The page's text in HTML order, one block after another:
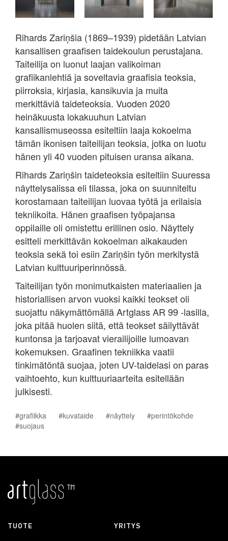
Rihards Zariņšia (1869–1939) pidetään Latvian
kansallisen graafisen taidekoulun perustajana.
Taiteilija on luonut laajan valikoiman
grafiikanlehtiä ja soveltavia graafisia teoksia,
piirroksia, kirjasia, kansikuvia ja muita
merkittäviä taideteoksia. Vuoden 2020
heinäkuusta lokakuuhun Latvian
kansallismuseossa esiteltiin laaja kokoelma
tämän ikonisen taiteilijan teoksia, jotka on luotu
hänen yli 40 vuoden pituisen uransa aikana.
Rihards Zariņšin taideteoksia esiteltiin Suuressa
näyttelysalissa eli tilassa, joka on suunniteltu
korostamaan taiteilijan luovaa työtä ja erilaisia
tekniikoita. Hänen graafisen työpajansa
oppilaille oli omistettu erillinen osio. Näyttely
esitteli merkittävän kokoelman aikakauden
teoksia sekä toi esiin Zariņšin työn merkitystä
Latvian kulttuuriperinnössä.
Taiteilijan työn monimutkaisten materiaalien ja
historiallisen arvon vuoksi kaikki teokset oli
suojattu näkymättömällä Artglass AR 99 -lasilla,
joka pitää huolen siitä, että teokset säilyttävät
kuntonsa ja tarjoavat vierailijoille lumoavan
kokemuksen. Graafinen tekniikka vaatii
tinkimätöntä suojaa, joten UV-taidelasi on paras
vaihtoehto, kun kulttuuriaarteita esitellään
julkisesti.
#grafiikka #kuvataide #näyttely
#perintökohde
#suojaus
TUOTE YRITYS